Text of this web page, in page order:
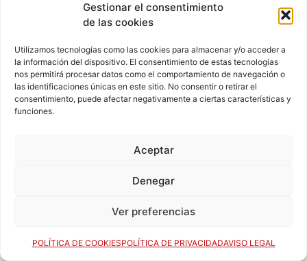
Gestionar el consentimiento
de las cookies
Utilizamos tecnologías como las cookies para almacenar y/o acceder a
la información del dispositivo. El consentimiento de estas tecnologías
nos permitirá procesar datos como el comportamiento de navegación o
las identificaciones únicas en este sitio. No consentir o retirar el
consentimiento, puede afectar negativamente a ciertas características y
funciones.
Aceptar
Denegar
Ver preferencias
POLÍTICA DE COOKIESPOLÍTICA DE PRIVACIDADAVISO LEGAL
TEMPORADA 2014-15
TEMPORADA 2014-15
TEMPORADA 2015-16